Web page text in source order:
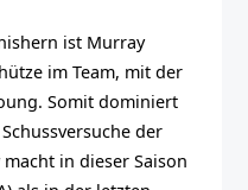
ist Murray
im Team, mit der
Somit dominiert
der
in dieser Saison